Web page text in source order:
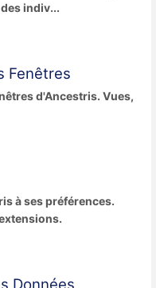
indiv...
Fenêtres
d'Ancestris. Vues,
à ses préférences.
Données